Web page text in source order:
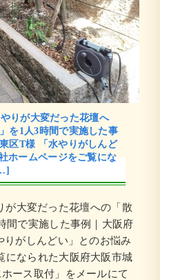
りが大変だった花壇へ
を1人3時間で実施した事
区T様 「水やりがしんど
ホームページをご覧にな
大変だった花壇への「散
間で実施した事例｜大阪府
りがしんどい」とのお悩み
になられた大阪府大阪市城
ース取付」をメールにて